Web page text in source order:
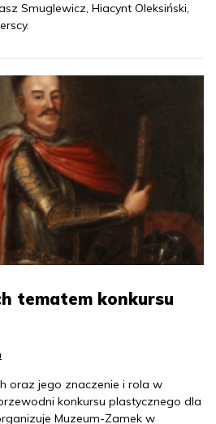
Smuglewicz, Hiacynt Oleksiński,
tematem konkursu
oraz jego znaczenie i rola w
konkursu plastycznego dla
Muzeum-Zamek w